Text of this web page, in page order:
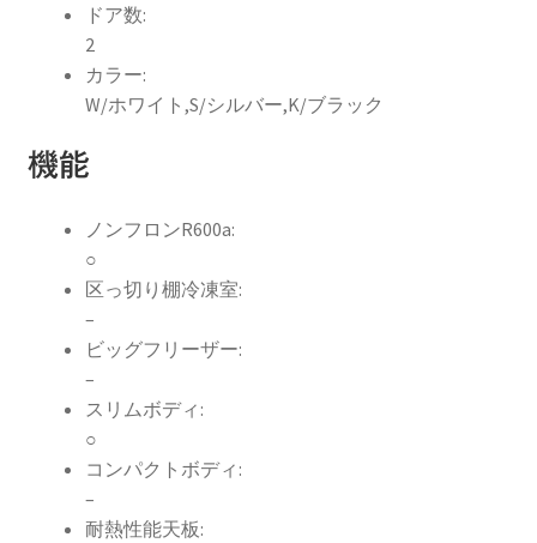
ドア数:
2
カラー:
W/ホワイト,S/シルバー,K/ブラック
機能
ノンフロンR600a:
○
区っ切り棚冷凍室:
–
ビッグフリーザー:
–
スリムボディ:
○
コンパクトボディ:
–
耐熱性能天板: